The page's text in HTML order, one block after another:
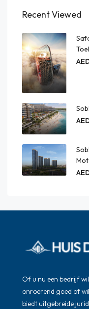
Recent Viewed
Of u nu een bedrijf
onroerend goed of
biedt uitgebreide